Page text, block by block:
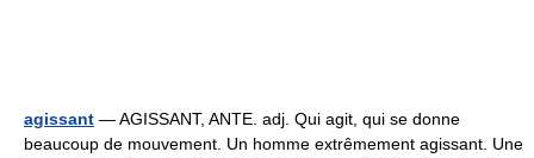
agissant — AGISSANT, ANTE. adj. Qui agit, qui se donne
beaucoup de mouvement. Un homme extrêmement agissant. Une